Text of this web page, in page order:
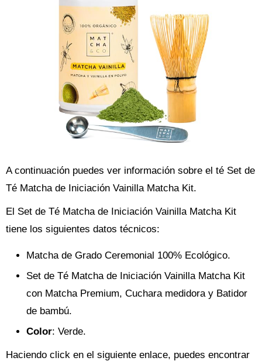
A continuación puedes ver información sobre el té Set de
Té Matcha de Iniciación Vainilla Matcha Kit.
El Set de Té Matcha de Iniciación Vainilla Matcha Kit
tiene los siguientes datos técnicos:
Matcha de Grado Ceremonial 100% Ecológico.
Set de Té Matcha de Iniciación Vainilla Matcha Kit
con Matcha Premium, Cuchara medidora y Batidor
de bambú.
Color: Verde.
Haciendo click en el siguiente enlace, puedes encontrar